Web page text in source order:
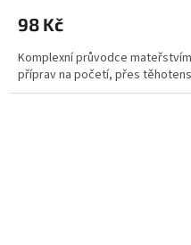
98 Kč
Komplexní průvodce
příprav na početí, přes